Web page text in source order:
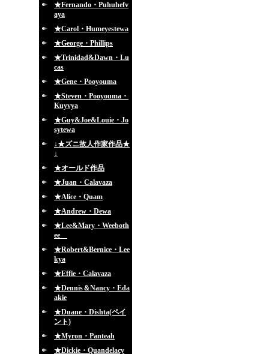
★Fernando・Puhuhefv
aya
★Carol・Humeyestewa
★George・Phillips
★Trinidad&Dawn・Lu
cas
★Gene・Pooyouma
★Steven・Pooyouma・
Kuyvya
★Guy&Joe&Louie・Jo
sytewa
↓★ズニ故人作家作品★
↓
★オールド作品
★Juan・Calavaza
★Alice・Quam
★Andrew・Dewa
★Lee&Mary・Weeboth
ee
★Robert&Bernice・Lee
kya
★Effie・Calavaza
★Dennis＆Nancy・Eda
akie
★Duane・Dishta(ペイ
ント)
★Myron・Panteah
★Dickie・Quandelacy